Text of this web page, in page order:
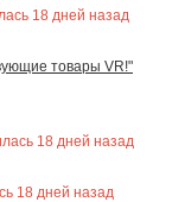
18 дней назад
товары VR!"
18 дней назад
18 дней назад